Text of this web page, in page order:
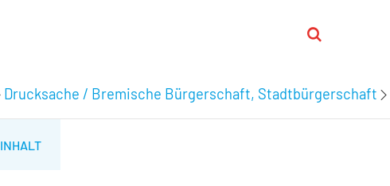
Drucksache / Bremische Bürgerschaft, Stadtbürgerschaft
INHALT